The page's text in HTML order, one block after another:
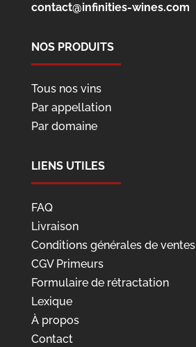
contact@infinities-wines.com
NOS PRODUITS
Tous nos vins
Par appellation
Par domaine
LIENS UTILES
FAQ
Livraison
Conditions générales de ventes
CGV Primeurs
Formulaire de rétractation
Lexique
À propos
Contact